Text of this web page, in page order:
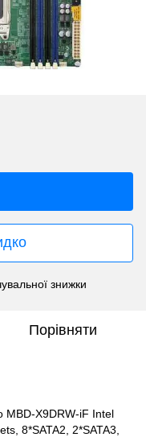
знижки
Порівняти
MBD-X9DRW-iF Intel
8*SATA2, 2*SATA3,